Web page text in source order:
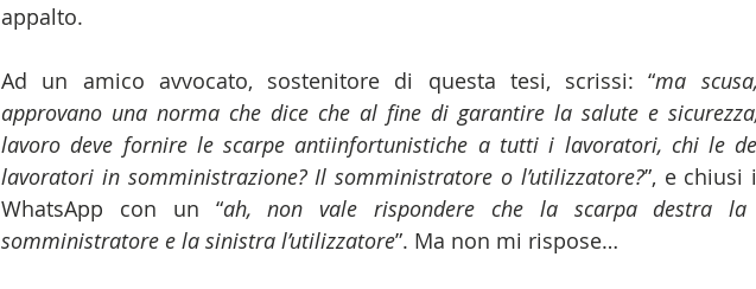
appalto.
Ad un amico avvocato, sostenitore di questa tesi, scrissi: “ma
approvano una norma che dice che al fine di garantire la salute e
lavoro deve fornire le scarpe antiinfortunistiche a tutti i lavoratori, chi le
lavoratori in somministrazione? Il somministratore o l’utilizzatore?”, e chiusi
WhatsApp con un “ah, non vale rispondere che la scarpa destra la
somministratore e la sinistra l’utilizzatore”. Ma non mi rispose…